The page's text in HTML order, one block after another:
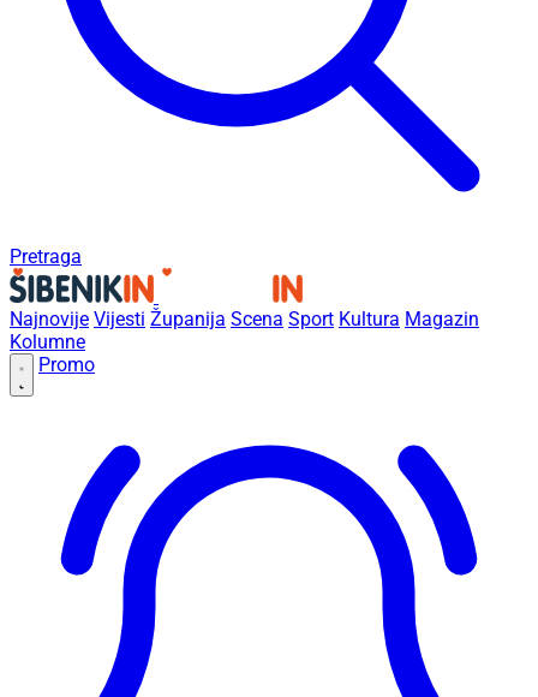
Pretraga
Najnovije Vijesti Županija Scena Sport Kultura Magazin
Kolumne
Promo